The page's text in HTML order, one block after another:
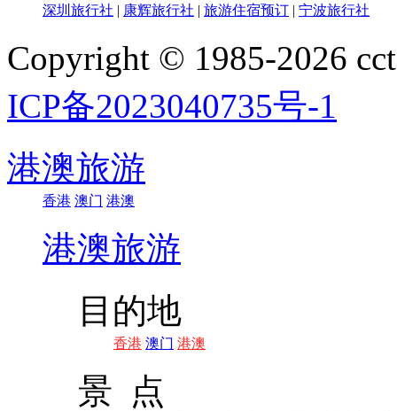
深圳旅行社 | 康辉旅行社 | 旅游住宿预订 | 宁波旅行社
Copyright © 1985-2026
ICP备2023040735号-1
港澳旅游
香港 澳门 港澳
港澳旅游
目的地
香港 澳门 港澳
景 点